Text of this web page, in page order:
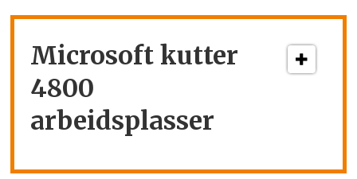
Microsoft kutter
4800
arbeidsplasser